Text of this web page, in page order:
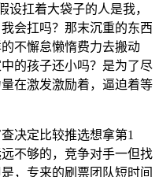
设扛着大袋子的人是我，
会扛吗？那末沉重的东西
不懈怠懒惰费力去搬动
的孩子还小吗？是为了尽
在激发激励着，逼迫着等
决定比较推选想拿第1
不够的，竞争对手一但找
，专来的刷票团队短时间